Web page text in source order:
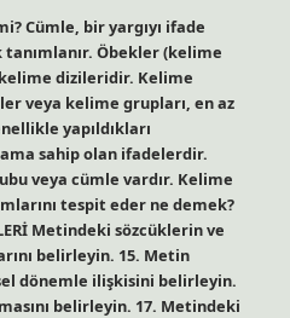
Cümle, bir yargıyı ifade
Öbekler (kelime
dizileridir. Kelime
veya kelime grupları, en az
yapıldıkları
sahip olan ifadelerdir.
veya cümle vardır. Kelime
tespit eder ne demek?
Metindeki sözcüklerin ve
belirleyin. 15. Metin
dönemle ilişkisini belirleyin.
belirleyin. 17. Metindeki